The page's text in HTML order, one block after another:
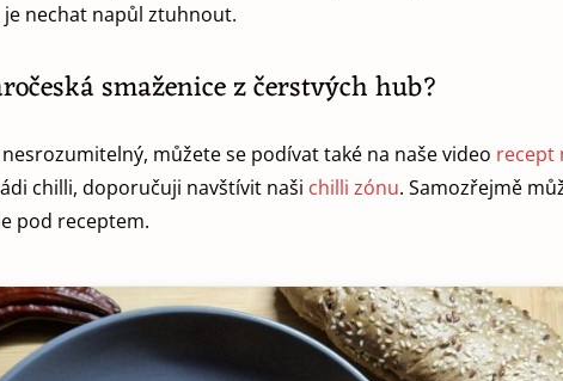
nechat napůl ztuhnout.
smaženice z čerstvých hub?
můžete se podívat také na naše video recept
chilli, doporučuji navštívit naši chilli zónu. Samozřejmě
pod receptem.